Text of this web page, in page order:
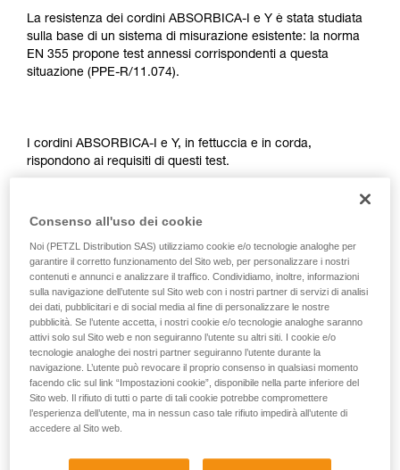
La resistenza dei cordini ABSORBICA-I e Y è stata studiata
sulla base di un sistema di misurazione esistente: la norma
EN 355 propone test annessi corrispondenti a questa
situazione (PPE-R/11.074).
I cordini ABSORBICA-I e Y, in fettuccia e in corda,
rispondono ai requisiti di questi test.
TEST DI CADUTA SU SPIGOLO LUNGO L’ASSE
Massa 140 kg.
Altezza di caduta 2 m.
Sfregamento del cordino su uno spigolo metallico di raggio
0,5 mm.
Requisito: il cordino non deve essere tagliato.
Consenso all'uso dei cookie
Noi (PETZL Distribution SAS) utilizziamo cookie e/o tecnologie analoghe per
garantire il corretto funzionamento del Sito web, per personalizzare i nostri
contenuti e annunci e analizzare il traffico. Condividiamo, inoltre, informazioni
sulla navigazione dell’utente sul Sito web con i nostri partner di servizi di analisi
dei dati, pubblicitari e di social media al fine di personalizzare le nostre
pubblicità. Se l’utente accetta, i nostri cookie e/o tecnologie analoghe saranno
attivi solo sul Sito web e non seguiranno l’utente su altri siti. I cookie e/o
tecnologie analoghe dei nostri partner seguiranno l’utente durante la
navigazione. L’utente può revocare il proprio consenso in qualsiasi momento
facendo clic sul link “Impostazioni cookie”, disponibile nella parte inferiore del
Sito web. Il rifiuto di tutti o parte di tali cookie potrebbe compromettere
l’esperienza dell’utente, ma in nessun caso tale rifiuto impedirà all’utente di
accedere al Sito web.